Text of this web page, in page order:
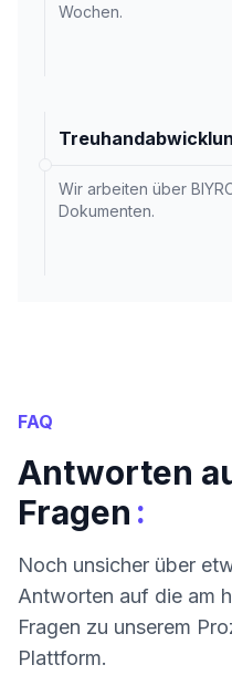
Wochen.
Wir arbeiten über
Dokumenten.
FAQ
Antworten
Fragen :
Noch unsicher über
Antworten auf die am
Fragen zu unserem
Plattform.